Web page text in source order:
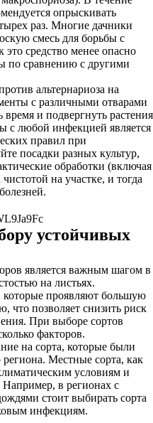
опрыскивать
раз. Многие дачники
смесь для борьбы с
это средство менее опасно
по сравнению с другими
альтернариоза на
с различными отварами
время и подвергнуть растения
с любой инфекцией является
правил при
посадки разных культур,
обработки (включая
на участке, и тогда
устойчивых
является важным шагом в
на листьях.
которые проявляют большую
что позволяет снизить риск
При выборе сортов
факторов.
на сорта, которые были
Местные сорта, как
условиям и
в регионах с
стоит выбирать сорта
инфекциям.